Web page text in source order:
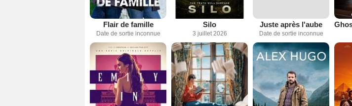
Flair de famille
Date de sortie inconnue
Silo
3 juillet 2026
Juste après l'aube
Date de sortie inconnue